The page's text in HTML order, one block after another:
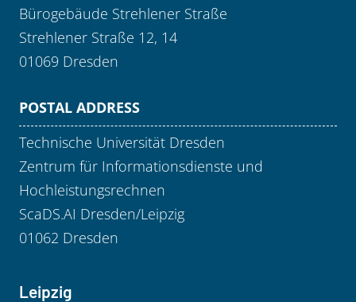
Bürogebäude Strehlener Straße
Strehlener Straße 12, 14
01069 Dresden
POSTAL ADDRESS
Technische Universität Dresden
Zentrum für Informationsdienste und
Hochleistungsrechnen
ScaDS.AI Dresden/Leipzig
01062 Dresden
Leipzig